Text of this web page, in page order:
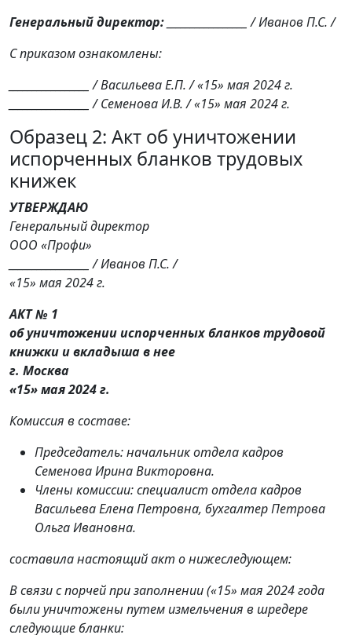
Генеральный директор: _________________ / Иванов П.С. /
С приказом ознакомлены:
_________________ / Васильева Е.П. / «15» мая 2024 г.
_________________ / Семенова И.В. / «15» мая 2024 г.
Образец 2: Акт об уничтожении
испорченных бланков трудовых
книжек
УТВЕРЖДАЮ
Генеральный директор
ООО «Профи»
_________________ / Иванов П.С. /
«15» мая 2024 г.
АКТ № 1
об уничтожении испорченных бланков трудовой
книжки и вкладыша в нее
г. Москва
«15» мая 2024 г.
Комиссия в составе:
Председатель: начальник отдела кадров
Семенова Ирина Викторовна.
Члены комиссии: специалист отдела кадров
Васильева Елена Петровна, бухгалтер Петрова
Ольга Ивановна.
составила настоящий акт о нижеследующем:
В связи с порчей при заполнении («15» мая 2024 года
были уничтожены путем измельчения в шредере
следующие бланки: